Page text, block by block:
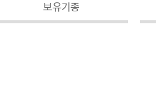
보유기종